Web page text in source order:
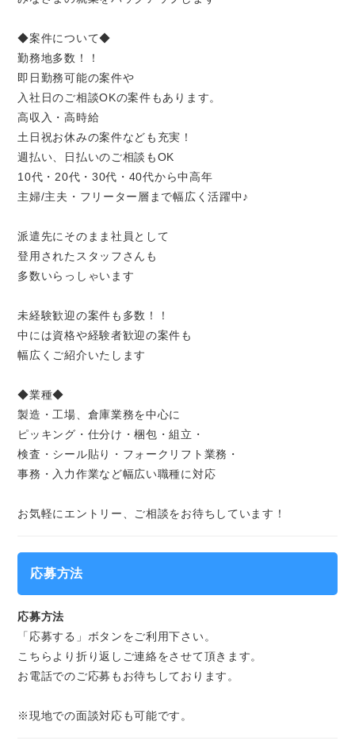
◆案件について◆
勤務地多数！！
即日勤務可能の案件や
入社日のご相談OKの案件もあります。
高収入・高時給
土日祝お休みの案件なども充実！
週払い、日払いのご相談もOK
10代・20代・30代・40代から中高年
主婦/主夫・フリーター層まで幅広く活躍中♪
派遣先にそのまま社員として
登用されたスタッフさんも
多数いらっしゃいます
未経験歓迎の案件も多数！！
中には資格や経験者歓迎の案件も
幅広くご紹介いたします
◆業種◆
製造・工場、倉庫業務を中心に
ピッキング・仕分け・梱包・組立・
検査・シール貼り・フォークリフト業務・
事務・入力作業など幅広い職種に対応
お気軽にエントリー、ご相談をお待ちしています！
応募方法
応募方法
「応募する」ボタンをご利用下さい。
こちらより折り返しご連絡をさせて頂きます。
お電話でのご応募もお待ちしております。
※現地での面談対応も可能です。